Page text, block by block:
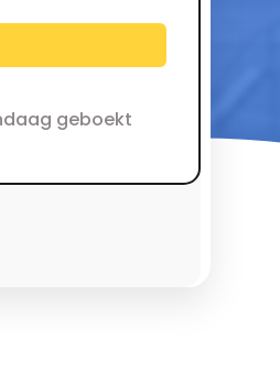
geboekt